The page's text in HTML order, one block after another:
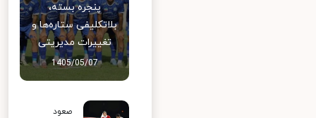
پنجره بسته،
بلاتکلیفی ستاره‌ها و
تغییرات مدیریتی
1405/05/07
صعود